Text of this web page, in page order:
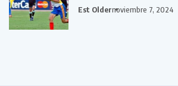
Est Oldernoviembre 7, 2024